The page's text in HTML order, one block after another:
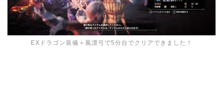
EXドラゴン装備＋風漂弓で5分台でクリアできました！